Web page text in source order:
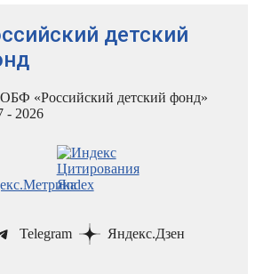
детский
«Российский детский фонд»
- 2026
Telegram
Яндекс.Дзен